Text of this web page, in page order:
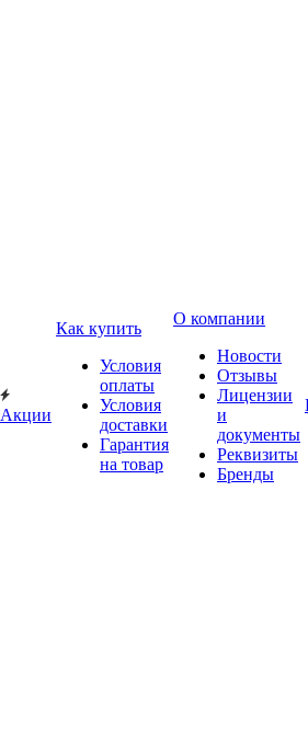
Акции
Как купить
Условия
оплаты
Условия
доставки
Гарантия
на товар
О компании
Новости
Отзывы
Лицензии
и
документы
Реквизиты
Бренды